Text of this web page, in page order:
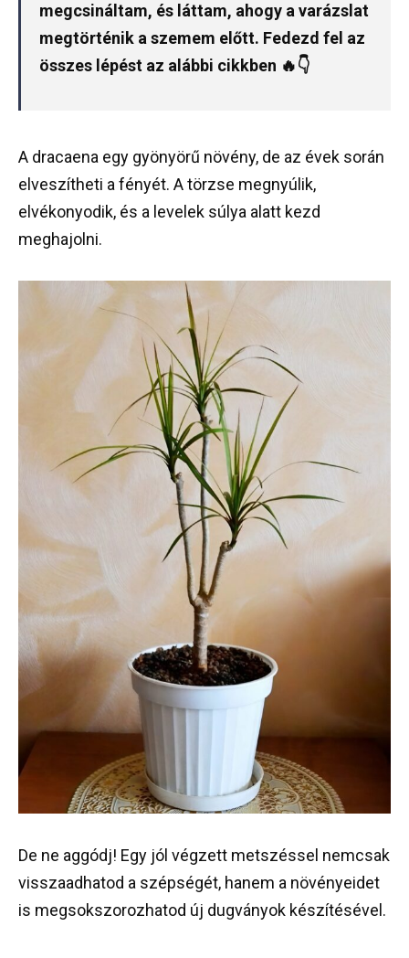
megcsináltam, és láttam, ahogy a varázslat
megtörténik a szemem előtt. Fedezd fel az
összes lépést az alábbi cikkben 🔥👇
A dracaena egy gyönyörű növény, de az évek során
elveszítheti a fényét. A törzse megnyúlik,
elvékonyodik, és a levelek súlya alatt kezd
meghajolni.
De ne aggódj! Egy jól végzett metszéssel nemcsak
visszaadhatod a szépségét, hanem a növényeidet
is megsokszorozhatod új dugványok készítésével.